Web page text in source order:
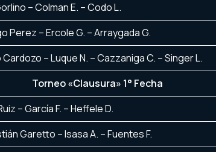
– Colman E. – Codo L.
Perez – Ercole G. – Arraygada G.
– Luque N. – Cazzaniga C. – Singer L.
Torneo «Clausura» 1° Fecha
– García F. – Heffele D.
Garetto – Isasa A. – Fuentes F.